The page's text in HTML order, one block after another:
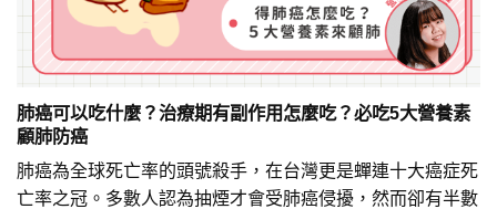
肺癌可以吃什麼？治療期有副作用怎麼吃？必吃5大營養素
顧肺防癌
肺癌為全球死亡率的頭號殺手，在台灣更是蟬連十大癌症死
亡率之冠。多數人認為抽煙才會受肺癌侵擾，然而卻有半數